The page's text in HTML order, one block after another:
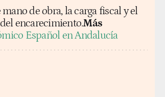
de obra, la carga fiscal y el
encarecimiento.Más
Español en Andalucía